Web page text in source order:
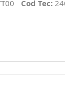
Cod Tec: